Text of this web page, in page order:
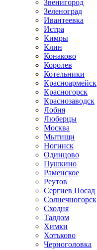
Звенигород
Зеленоград
Ивантеевка
Истра
Кимры
Клин
Конаково
Королев
Котельники
Красноармейск
Красногорск
Краснозаводск
Лобня
Люберцы
Москва
Мытищи
Ногинск
Одинцово
Пушкино
Раменское
Реутов
Сергиев Посад
Солнечногорск
Сходня
Талдом
Химки
Хотьково
Черноголовка